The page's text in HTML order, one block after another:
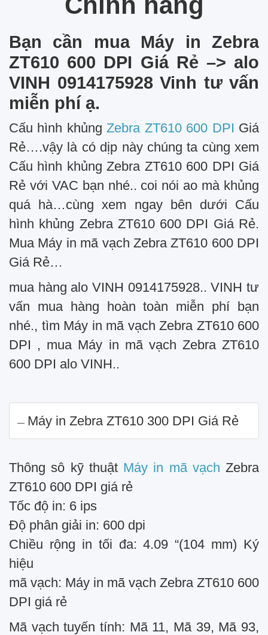
Bạn cần mua Máy in Zebra
ZT610 600 DPI Giá Rẻ –> alo
VINH 0914175928 Vinh tư vấn
miễn phí ạ.
Cấu hình khủngZebra ZT610 600 DPI Giá
Rẻ….vậy là có dịp này chúng ta cùng xem
Cấu hình khủng Zebra ZT610 600 DPI Giá
Rẻ với VAC bạn nhé.. coi nói ao mà khủng
quá hà…cùng xem ngay bên dưới Cấu
hình khủng Zebra ZT610 600 DPI Giá Rẻ.
Mua Máy in mã vạch Zebra ZT610 600 DPI
Giá Rẻ…
mua hàng alo VINH 0914175928.. VINH tư
vấn mua hàng hoàn toàn miễn phí bạn
nhé., tìm Máy in mã vạch Zebra ZT610 600
DPI , mua Máy in mã vạch Zebra ZT610
600 DPI alo VINH..
Máy in Zebra ZT610 300 DPI Giá Rẻ
Thông sô kỹ thuật Máy in mã vạch Zebra
ZT610 600 DPI giá rẻ
Tốc độ in: 6 ips
Độ phân giải in: 600 dpi
Chiều rộng in tối đa: 4.09 “(104 mm) Ký
hiệu
mã vạch: Máy in mã vạch Zebra ZT610 600
DPI giá rẻ
Mã vạch tuyến tính: Mã 11, Mã 39, Mã 93,